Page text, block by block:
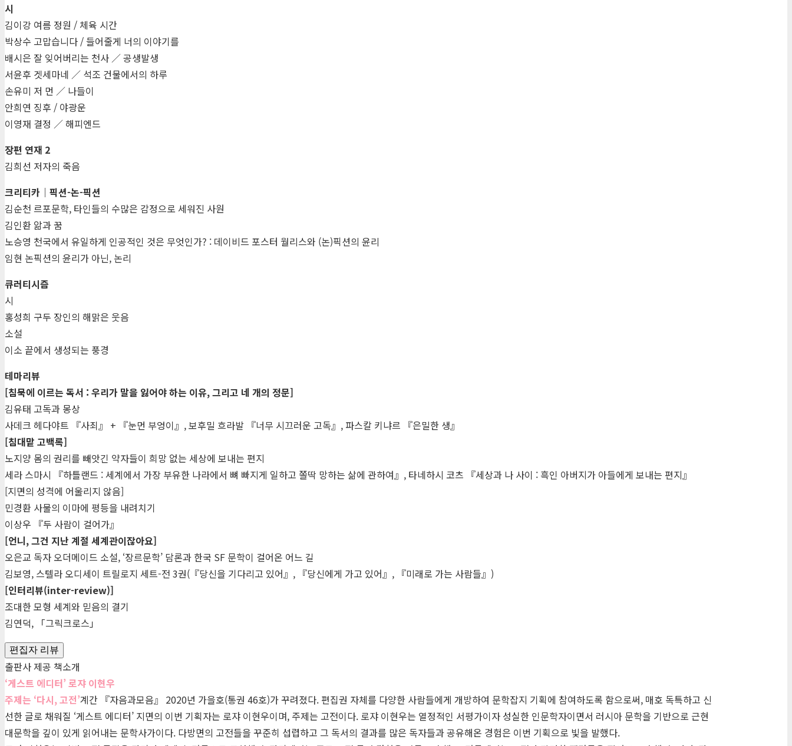
시
김이강 여름 정원 / 체육 시간
박상수 고맙습니다 / 들어줄게 너의 이야기를
배시은 잘 잊어버리는 천사 ／ 공생발생
서윤후 겟세마네 ／ 석조 건물에서의 하루
손유미 저 먼 ／ 나들이
안희연 징후 / 야광운
이영재 결정 ／ 해피엔드
장편 연재 2
김희선 저자의 죽음
크리티카｜픽션-논-픽션
김순천 르포문학, 타인들의 수많은 감정으로 세워진 사원
김인환 앎과 꿈
노승영 천국에서 유일하게 인공적인 것은 무엇인가? : 데이비드 포스터 월리스와 (논)픽션의 윤리
임현 논픽션의 윤리가 아닌, 논리
큐러티시즘
시
홍성희 구두 장인의 해맑은 웃음
소설
이소 끝에서 생성되는 풍경
테마리뷰
[침묵에 이르는 독서 : 우리가 말을 잃어야 하는 이유, 그리고 네 개의 정문]
김유태 고독과 몽상
사데크 헤다야트 『사죄』 + 『눈먼 부엉이』, 보후밀 흐라발 『너무 시끄러운 고독』, 파스칼 키냐르 『은밀한 생』
[침대맡 고백록]
노지양 몸의 권리를 빼앗긴 약자들이 희망 없는 세상에 보내는 편지
세라 스마시 『하틀랜드 : 세계에서 가장 부유한 나라에서 뼈 빠지게 일하고 쫄딱 망하는 삶에 관하여』, 타네하시 코츠 『세상과 나 사이 : 흑인 아버지가 아들에게 보내는 편지』
[지면의 성격에 어울리지 않음]
민경환 사물의 이마에 평등을 내려치기
이상우 『두 사람이 걸어가』
[언니, 그건 지난 계절 세계관이잖아요]
오은교 독자 오더메이드 소설, ‘장르문학’ 담론과 한국 SF 문학이 걸어온 어느 길
김보영, 스텔라 오디세이 트릴로지 세트-전 3권(『당신을 기다리고 있어』, 『당신에게 가고 있어』, 『미래로 가는 사람들』)
[인터리뷰(inter-review)]
조대한 모형 세계와 믿음의 결기
김연덕, 「그릭크로스」
편집자 리뷰
출판사 제공 책소개
‘게스트 에디터’ 로쟈 이현우
주제는 ‘다시, 고전’계간 『자음과모음』 2020년 가을호(통권 46호)가 꾸려졌다. 편집권 자체를 다양한 사람들에게 개방하여 문학잡지 기획에 참여하도록 함으로써, 매호 독특하고 신
선한 글로 채워질 ‘게스트 에디터’ 지면의 이번 기획자는 로쟈 이현우이며, 주제는 고전이다. 로쟈 이현우는 열정적인 서평가이자 성실한 인문학자이면서 러시아 문학을 기반으로 근현
대문학을 깊이 있게 읽어내는 문학사가이다. 다방면의 고전들을 꾸준히 섭렵하고 그 독서의 결과를 많은 독자들과 공유해온 경험은 이번 기획으로 빛을 발했다.